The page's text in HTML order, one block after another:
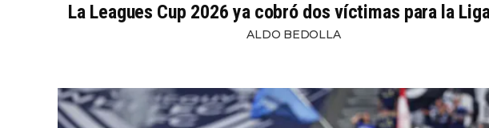
La Leagues Cup 2026 ya cobró dos víctimas para la
ALDO BEDOLLA